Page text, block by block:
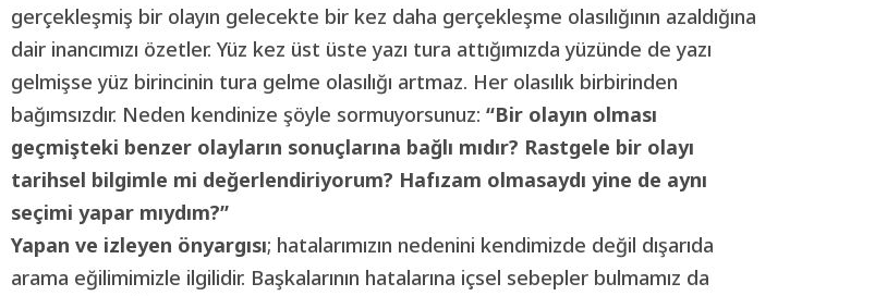
gerçekleşmiş bir olayın gelecekte bir kez daha gerçekleşme olasılığının azaldığına
dair inancımızı özetler. Yüz kez üst üste yazı tura attığımızda yüzünde de yazı
gelmişse yüz birincinin tura gelme olasılığı artmaz. Her olasılık birbirinden
bağımsızdır. Neden kendinize şöyle sormuyorsunuz: “Bir olayın olması
geçmişteki benzer olayların sonuçlarına bağlı mıdır? Rastgele bir olayı
tarihsel bilgimle mi değerlendiriyorum? Hafızam olmasaydı yine de aynı
seçimi yapar mıydım?”
Yapan ve izleyen önyargısı; hatalarımızın nedenini kendimizde değil dışarıda
arama eğilimimizle ilgilidir. Başkalarının hatalarına içsel sebepler bulmamız da